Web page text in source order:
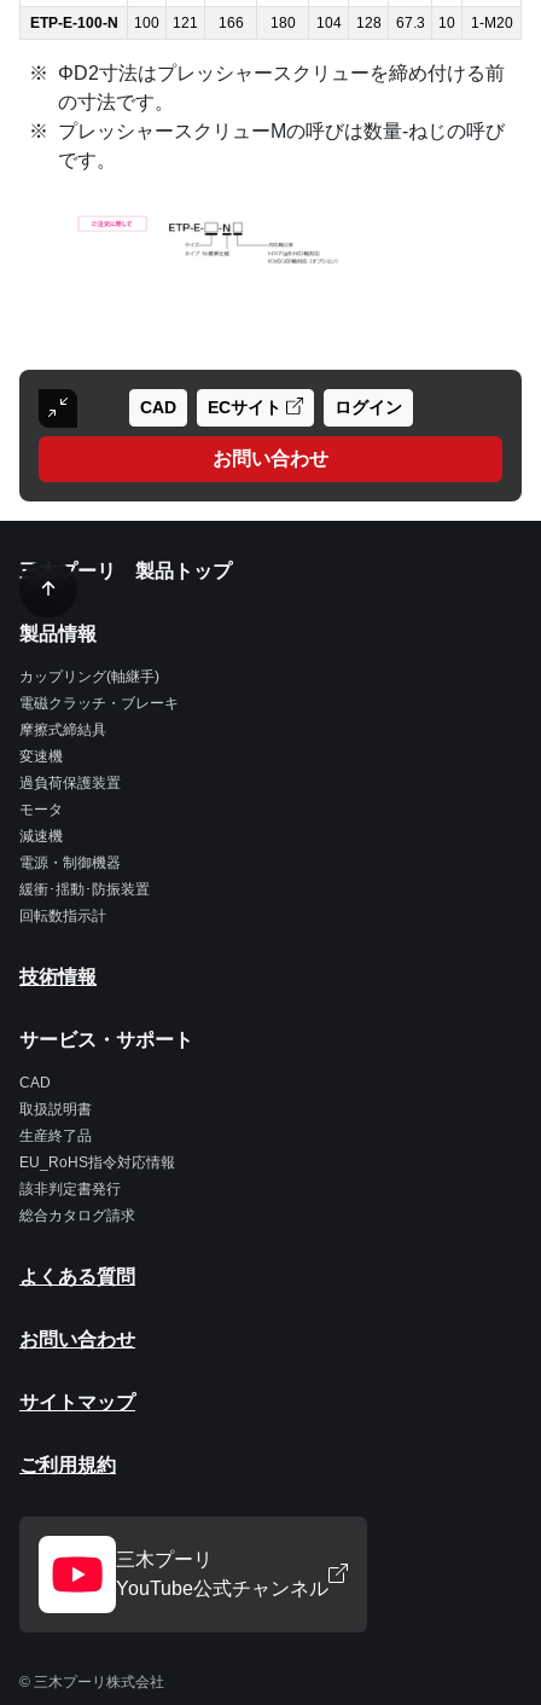
ETP-E-100-N
100 121 166 180 104 128 67.3 10 1-M20
ΦD2寸法はプレッシャースクリューを締め付ける前
の寸法です。
プレッシャースクリューMの呼びは数量-ねじの呼び
です。
CAD ECサイト ログイン
お問い合わせ
三木プーリ 製品トップ
製品情報
カップリング(軸継手)
電磁クラッチ・ブレーキ
摩擦式締結具
変速機
過負荷保護装置
モータ
減速機
電源・制御機器
緩衝･揺動･防振装置
回転数指示計
技術情報
サービス・サポート
CAD
取扱説明書
生産終了品
EU_RoHS指令対応情報
該非判定書発行
総合カタログ請求
よくある質問
お問い合わせ
サイトマップ
ご利用規約
三木プーリ
YouTube公式チャンネル
© 三木プーリ株式会社